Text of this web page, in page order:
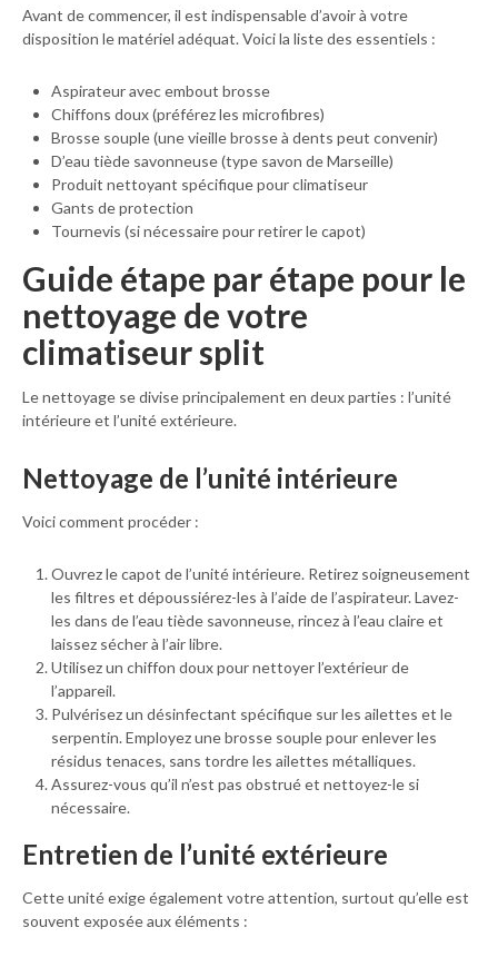
Avant de commencer, il est indispensable d’avoir à votre
disposition le matériel adéquat. Voici la liste des essentiels :
Aspirateur avec embout brosse
Chiffons doux (préférez les microfibres)
Brosse souple (une vieille brosse à dents peut convenir)
D’eau tiède savonneuse (type savon de Marseille)
Produit nettoyant spécifique pour climatiseur
Gants de protection
Tournevis (si nécessaire pour retirer le capot)
Guide étape par étape pour le
nettoyage de votre
climatiseur split
Le nettoyage se divise principalement en deux parties : l’unité
intérieure et l’unité extérieure.
Nettoyage de l’unité intérieure
Voici comment procéder :
Ouvrez le capot de l’unité intérieure. Retirez soigneusement
les filtres et dépoussiérez-les à l’aide de l’aspirateur. Lavez-
les dans de l’eau tiède savonneuse, rincez à l’eau claire et
laissez sécher à l’air libre.
Utilisez un chiffon doux pour nettoyer l’extérieur de
l’appareil.
Pulvérisez un désinfectant spécifique sur les ailettes et le
serpentin. Employez une brosse souple pour enlever les
résidus tenaces, sans tordre les ailettes métalliques.
Assurez-vous qu’il n’est pas obstrué et nettoyez-le si
nécessaire.
Entretien de l’unité extérieure
Cette unité exige également votre attention, surtout qu’elle est
souvent exposée aux éléments :